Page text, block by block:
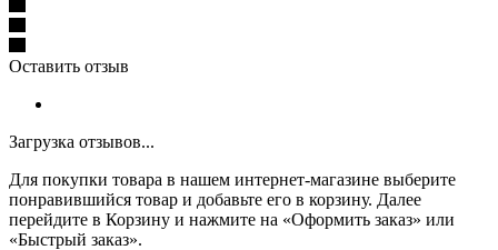
Оставить отзыв
Загрузка отзывов...
Для покупки товара в нашем интернет-магазине выберите
понравившийся товар и добавьте его в корзину. Далее
перейдите в Корзину и нажмите на «Оформить заказ» или
«Быстрый заказ».